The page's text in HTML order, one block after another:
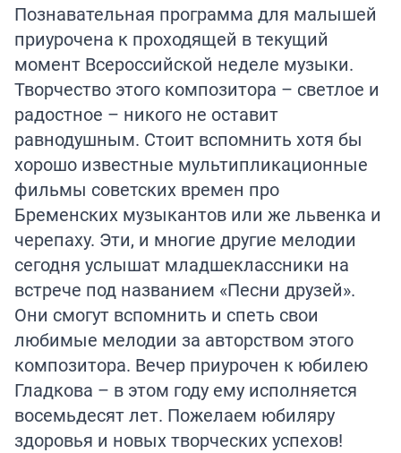
Познавательная программа для малышей
приурочена к проходящей в текущий
момент Всероссийской неделе музыки.
Творчество этого композитора – светлое и
радостное – никого не оставит
равнодушным. Стоит вспомнить хотя бы
хорошо известные мультипликационные
фильмы советских времен про
Бременских музыкантов или же львенка и
черепаху. Эти, и многие другие мелодии
сегодня услышат младшеклассники на
встрече под названием «Песни друзей».
Они смогут вспомнить и спеть свои
любимые мелодии за авторством этого
композитора. Вечер приурочен к юбилею
Гладкова – в этом году ему исполняется
восемьдесят лет. Пожелаем юбиляру
здоровья и новых творческих успехов!